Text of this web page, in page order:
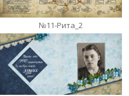
№11-Рита_2